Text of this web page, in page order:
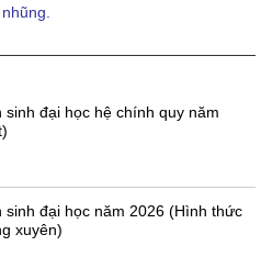
sinh đại học hệ chính quy năm
sinh đại học năm 2026 (Hình thức
xuyên)